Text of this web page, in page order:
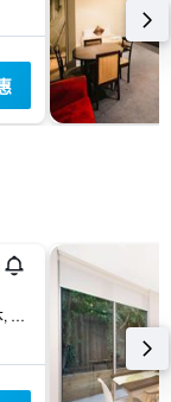
623 Collins Street, 墨爾本, VIC, 澳洲